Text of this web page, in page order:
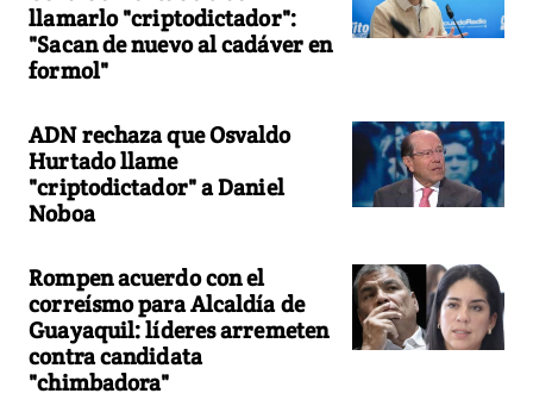
llamarlo "criptodictador":
"Sacan de nuevo al cadáver en
formol"
ADN rechaza que Osvaldo
Hurtado llame
"criptodictador" a Daniel
Noboa
Rompen acuerdo con el
correísmo para Alcaldía de
Guayaquil: líderes arremeten
contra candidata
"chimbadora"